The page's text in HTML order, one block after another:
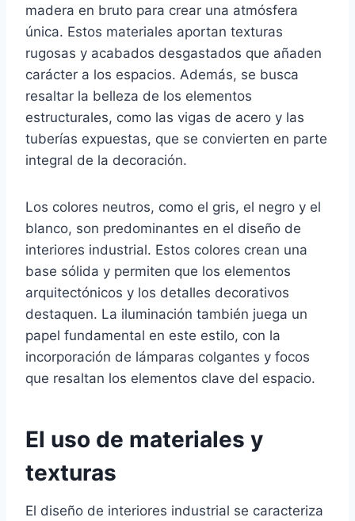
madera en bruto para crear una atmósfera
única. Estos materiales aportan texturas
rugosas y acabados desgastados que añaden
carácter a los espacios. Además, se busca
resaltar la belleza de los elementos
estructurales, como las vigas de acero y las
tuberías expuestas, que se convierten en parte
integral de la decoración.
Los colores neutros, como el gris, el negro y el
blanco, son predominantes en el diseño de
interiores industrial. Estos colores crean una
base sólida y permiten que los elementos
arquitectónicos y los detalles decorativos
destaquen. La iluminación también juega un
papel fundamental en este estilo, con la
incorporación de lámparas colgantes y focos
que resaltan los elementos clave del espacio.
El uso de materiales y
texturas
El diseño de interiores industrial se caracteriza